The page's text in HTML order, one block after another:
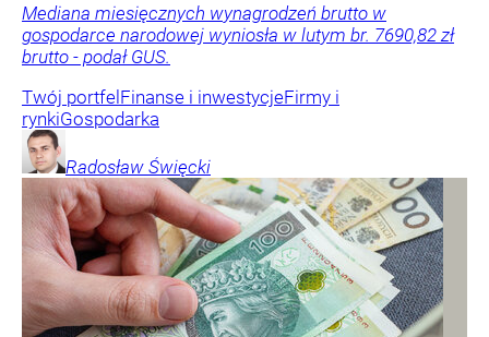
Mediana miesięcznych wynagrodzeń brutto w
gospodarce narodowej wyniosła w lutym br. 7690,82 zł
brutto - podał GUS.
Twój portfelFinanse i inwestycjeFirmy i
rynkiGospodarka
Radosław Święcki